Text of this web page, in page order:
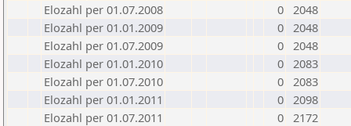
Elozahl per 01.07.2008
0 2048
Elozahl per 01.01.2009
0 2048
Elozahl per 01.07.2009
0 2048
Elozahl per 01.01.2010
0 2083
Elozahl per 01.07.2010
0 2083
Elozahl per 01.01.2011
0 2098
Elozahl per 01.07.2011
0 2172